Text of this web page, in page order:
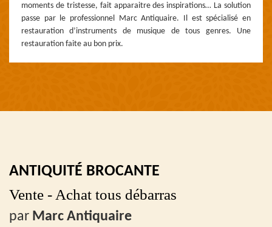
moments de tristesse, fait apparaitre des inspirations… La solution
passe par le professionnel Marc Antiquaire. Il est spécialisé en
restauration d’instruments de musique de tous genres. Une
restauration faite au bon prix.
ANTIQUITÉ BROCANTE
Vente - Achat tous débarras
par Marc Antiquaire